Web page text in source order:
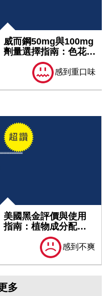
威而鋼50mg與100mg
劑量選擇指南：色花堂
感到重口味
美國黑金評價與使用
指南：植物成分配方
助您重拾親密關...
感到不爽
多